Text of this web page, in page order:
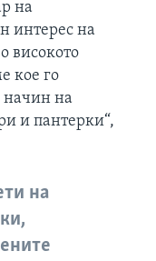
на
интерес на
високото
кое го
начин на
и пантерки“,
на